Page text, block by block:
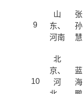
9
山
东、
河南
张
孙
慧
10
北
京、
河
蓝
海